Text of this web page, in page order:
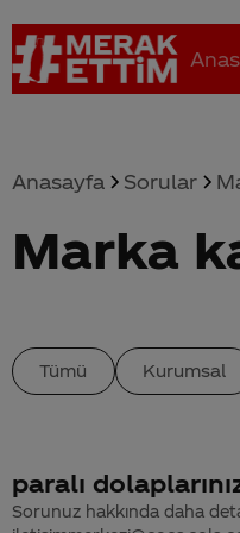
Coca-Cola nerenin malı?
Anasayfa Sorular
Marka
Tümü Kurumsal
paralı
Sorunuz hakkında daha